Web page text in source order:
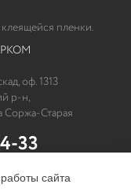
пленки.
оф. 1313
р-н,
Соржа-Старая
33
сайта